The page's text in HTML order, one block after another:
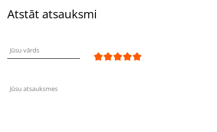
Atstāt atsauksmi
Jūsu vārds
Jūsu atsauksmes